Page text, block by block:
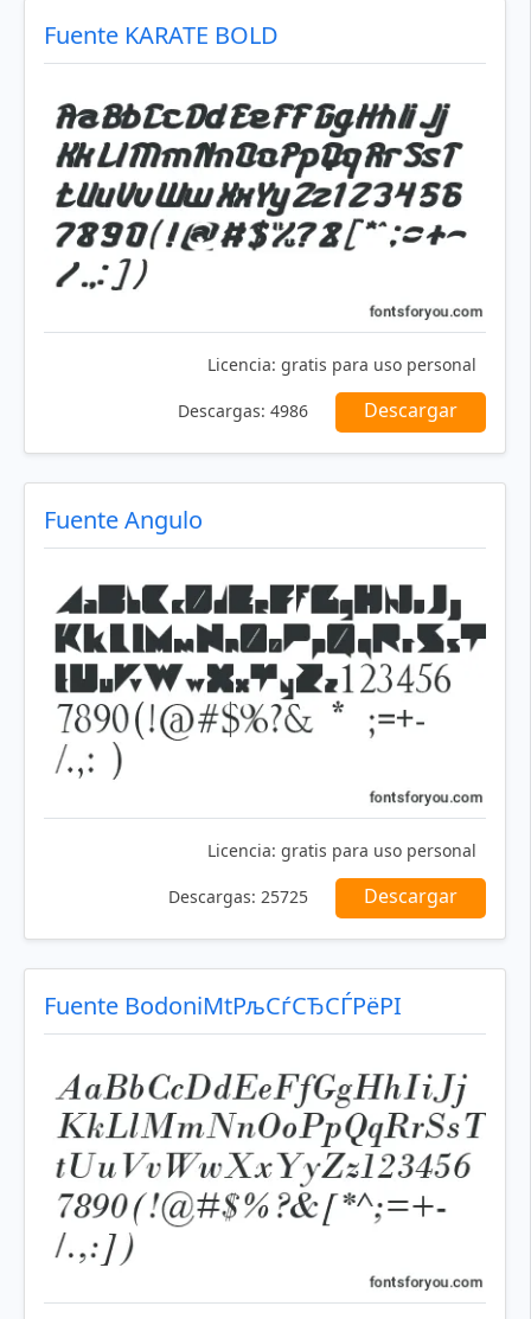
Fuente KARATE BOLD
Licencia: gratis para uso personal
Descargas: 4986 Descargar
Fuente Angulo
Licencia: gratis para uso personal
Descargas: 25725 Descargar
Fuente BodoniMtРљСѓСЂСЃРёРІ